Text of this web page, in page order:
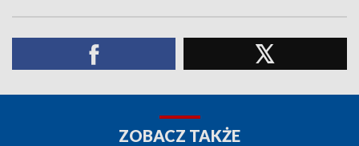
ZOBACZ TAKŻE